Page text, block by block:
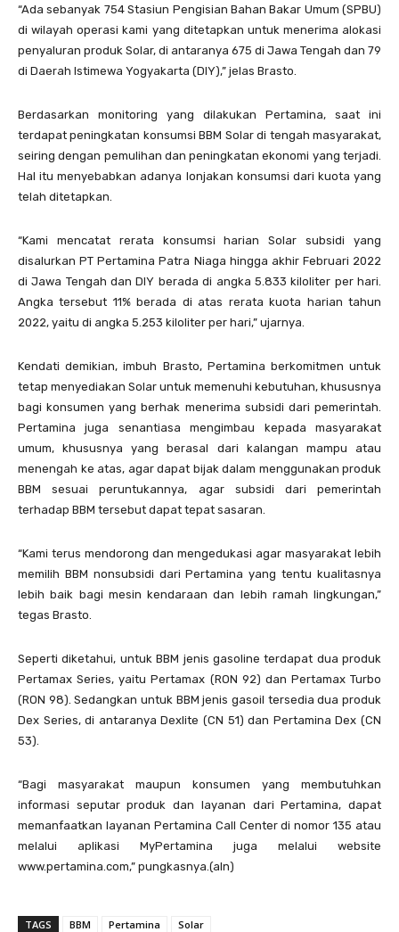
“Ada sebanyak 754 Stasiun Pengisian Bahan Bakar Umum (SPBU)
di wilayah operasi kami yang ditetapkan untuk menerima alokasi
penyaluran produk Solar, di antaranya 675 di Jawa Tengah dan 79
di Daerah Istimewa Yogyakarta (DIY),” jelas Brasto.
Berdasarkan monitoring yang dilakukan Pertamina, saat ini
terdapat peningkatan konsumsi BBM Solar di tengah masyarakat,
seiring dengan pemulihan dan peningkatan ekonomi yang terjadi.
Hal itu menyebabkan adanya lonjakan konsumsi dari kuota yang
telah ditetapkan.
“Kami mencatat rerata konsumsi harian Solar subsidi yang
disalurkan PT Pertamina Patra Niaga hingga akhir Februari 2022
di Jawa Tengah dan DIY berada di angka 5.833 kiloliter per hari.
Angka tersebut 11% berada di atas rerata kuota harian tahun
2022, yaitu di angka 5.253 kiloliter per hari,” ujarnya.
Kendati demikian, imbuh Brasto, Pertamina berkomitmen untuk
tetap menyediakan Solar untuk memenuhi kebutuhan, khususnya
bagi konsumen yang berhak menerima subsidi dari pemerintah.
Pertamina juga senantiasa mengimbau kepada masyarakat
umum, khususnya yang berasal dari kalangan mampu atau
menengah ke atas, agar dapat bijak dalam menggunakan produk
BBM sesuai peruntukannya, agar subsidi dari pemerintah
terhadap BBM tersebut dapat tepat sasaran.
“Kami terus mendorong dan mengedukasi agar masyarakat lebih
memilih BBM nonsubsidi dari Pertamina yang tentu kualitasnya
lebih baik bagi mesin kendaraan dan lebih ramah lingkungan,”
tegas Brasto.
Seperti diketahui, untuk BBM jenis gasoline terdapat dua produk
Pertamax Series, yaitu Pertamax (RON 92) dan Pertamax Turbo
(RON 98). Sedangkan untuk BBM jenis gasoil tersedia dua produk
Dex Series, di antaranya Dexlite (CN 51) dan Pertamina Dex (CN
53).
“Bagi masyarakat maupun konsumen yang membutuhkan
informasi seputar produk dan layanan dari Pertamina, dapat
memanfaatkan layanan Pertamina Call Center di nomor 135 atau
melalui aplikasi MyPertamina juga melalui website
www.pertamina.com,” pungkasnya.(aln)
TAGS BBM Pertamina Solar